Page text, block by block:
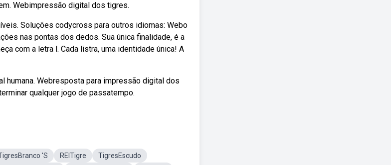
Webimpressão digital dos tigres.
Soluções codycross para outros idiomas: Webo
nas pontas dos dedos. Sua única finalidade, é a
com a letra l. Cada listra, uma identidade única! A
humana. Webresposta para impressão digital dos
qualquer jogo de passatempo.
'S REITigre
TigresEscudo